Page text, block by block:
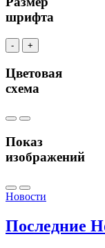
шрифта
- +
Цветовая
схема
Показ
изображений
Новости
Последние